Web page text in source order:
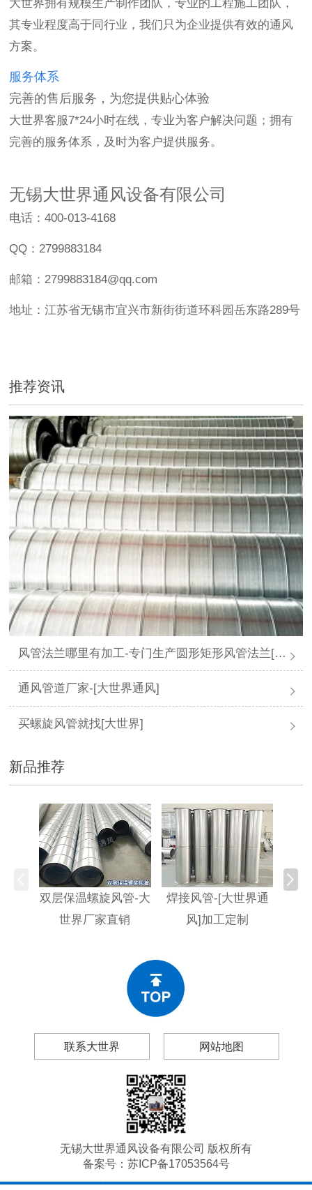
大世界拥有规模生产制作团队，专业的工程施工团队，
其专业程度高于同行业，我们只为企业提供有效的通风
方案。
服务体系
完善的售后服务，为您提供贴心体验
大世界客服7*24小时在线，专业为客户解决问题；拥有
完善的服务体系，及时为客户提供服务。
无锡大世界通风设备有限公司
电话：400-013-4168
QQ：2799883184
邮箱：2799883184@qq.com
地址：江苏省无锡市宜兴市新街街道环科园岳东路289号
推荐资讯
风管法兰哪里有加工-专门生产圆形矩形风管法兰[大世界通风]
通风管道厂家-[大世界通风]
买螺旋风管就找[大世界]
新品推荐
双层保温螺旋风管-大
世界厂家直销
焊接风管-[大世界通
风]加工定制
联系大世界 网站地图
无锡大世界通风设备有限公司 版权所有
备案号： 苏ICP备17053564号